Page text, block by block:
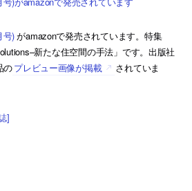
号)がamazonで発売されています。特集
新たな住空間の手法」です。出版社
のプレビュー画像が掲載
されていま
]